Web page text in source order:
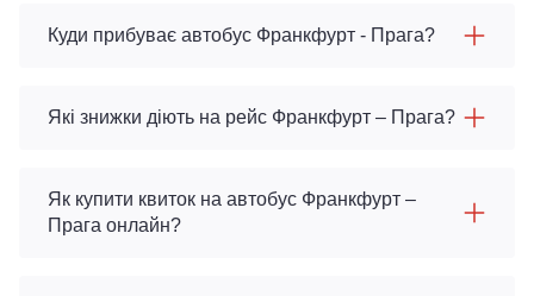
Куди прибуває автобус Франкфурт - Прага?
Які знижки діють на рейс Франкфурт – Прага?
Як купити квиток на автобус Франкфурт –
Прага онлайн?